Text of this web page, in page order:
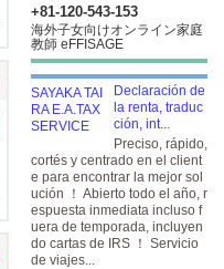
+81-120-543-153
海外子女向けオンライン家庭
教師 eFFISAGE
Declaración de
la renta, traduc
ción, int...
Preciso, rápido,
cortés y centrado en el client
e para encontrar la mejor sol
ución ！ Abierto todo el año, r
espuesta inmediata incluso f
uera de temporada, incluyen
do cartas de IRS ！ Servicio
de viajes...